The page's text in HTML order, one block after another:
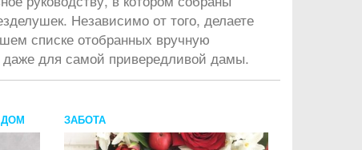
Независимо от того, делаете
списке отобранных вручную
даже для самой привередливой дамы.
ЗАБОТА